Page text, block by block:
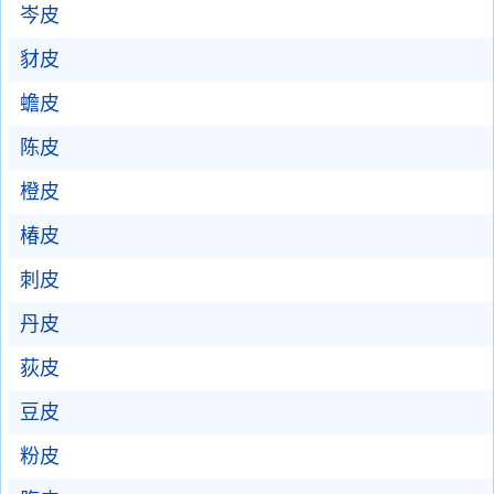
岑皮
豺皮
蟾皮
陈皮
橙皮
椿皮
刺皮
丹皮
荻皮
豆皮
粉皮